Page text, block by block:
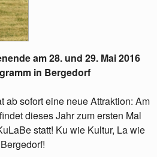
am 28. und 29. Mai 2016
in Bergedorf
ab sofort eine neue Attraktion: Am
dieses Jahr zum ersten Mal
statt! Ku wie Kultur, La wie